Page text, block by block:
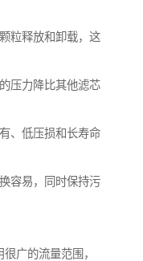
粒释放和卸载，这
压力降比其他滤芯
、低压损和长寿命
容易，同时保持污
广的流量范围，